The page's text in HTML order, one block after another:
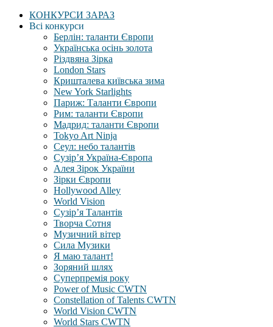
КОНКУРСИ ЗАРАЗ
Всі конкурси
Берлін: таланти Європи
Українська осінь золота
Різдвяна Зірка
London Stars
Кришталева київська зима
New York Starlights
Париж: Таланти Європи
Рим: таланти Європи
Мадрид: таланти Європи
Tokyo Art Ninja
Сеул: небо талантів
Сузір’я Україна-Європа
Алея Зірок України
Зірки Європи
Hollywood Alley
World Vision
Сузір’я Талантів
Творча Сотня
Музичний вітер
Сила Музики
Я маю талант!
Зоряний шлях
Суперпремія року
Power of Music CWTN
Constellation of Talents CWTN
World Vision CWTN
World Stars CWTN